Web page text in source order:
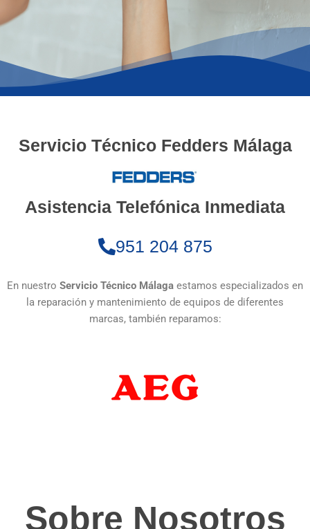
Servicio Técnico Fedders Málaga
Asistencia Telefónica Inmediata
951 204 875
En nuestro Servicio Técnico Málaga estamos especializados en
la reparación y mantenimiento de equipos de diferentes
marcas, también reparamos:
Sobre Nosotros